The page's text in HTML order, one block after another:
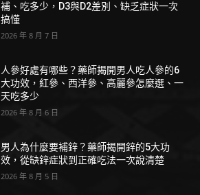
補、吃多少，D3與D2差別、缺乏症狀一次
搞懂
2026 年 8 月 7 日
人參好處有哪些？藥師揭開男人吃人參的6
大功效，紅參、西洋參、高麗參怎麼選、一
天吃多少
2026 年 8 月 6 日
男人為什麼要補鋅？藥師揭開鋅的5大功
效，從缺鋅症狀到正確吃法一次說清楚
2026 年 8 月 5 日